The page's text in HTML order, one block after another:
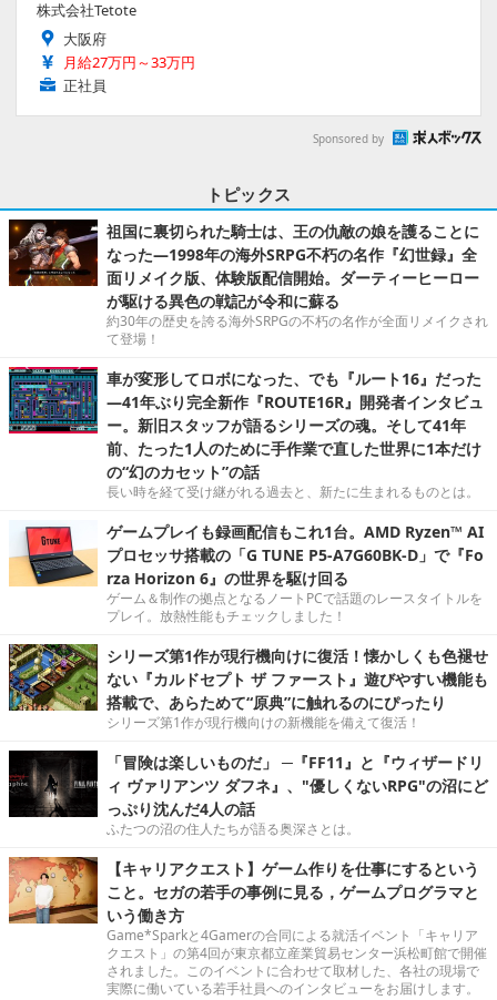
株式会社Tetote
大阪府
月給27万円～33万円
正社員
Sponsored by
トピックス
祖国に裏切られた騎士は、王の仇敵の娘を護ることに
なった―1998年の海外SRPG不朽の名作『幻世録』全
面リメイク版、体験版配信開始。ダーティーヒーロー
が駆ける異色の戦記が令和に蘇る
約30年の歴史を誇る海外SRPGの不朽の名作が全面リメイクされ
て登場！
車が変形してロボになった、でも『ルート16』だった
―41年ぶり完全新作『ROUTE16R』開発者インタビュ
ー。新旧スタッフが語るシリーズの魂。そして41年
前、たった1人のために手作業で直した世界に1本だけ
の“幻のカセット”の話
長い時を経て受け継がれる過去と、新たに生まれるものとは。
ゲームプレイも録画配信もこれ1台。AMD Ryzen™ AI
プロセッサ搭載の「G TUNE P5-A7G60BK-D」で『Fo
rza Horizon 6』の世界を駆け回る
ゲーム＆制作の拠点となるノートPCで話題のレースタイトルを
プレイ。放熱性能もチェックしました！
シリーズ第1作が現行機向けに復活！懐かしくも色褪せ
ない『カルドセプト ザ ファースト』遊びやすい機能も
搭載で、あらためて“原典”に触れるのにぴったり
シリーズ第1作が現行機向けの新機能を備えて復活！
「冒険は楽しいものだ」 ─『FF11』と『ウィザードリ
ィ ヴァリアンツ ダフネ』、"優しくないRPG"の沼にど
っぷり沈んだ4人の話
ふたつの沼の住人たちが語る奥深さとは。
【キャリアクエスト】ゲーム作りを仕事にするという
こと。セガの若手の事例に見る，ゲームプログラマと
いう働き方
Game*Sparkと4Gamerの合同による就活イベント「キャリア
クエスト」の第4回が東京都立産業貿易センター浜松町館で開催
されました。このイベントに合わせて取材した、各社の現場で
実際に働いている若手社員へのインタビューをお届けします。